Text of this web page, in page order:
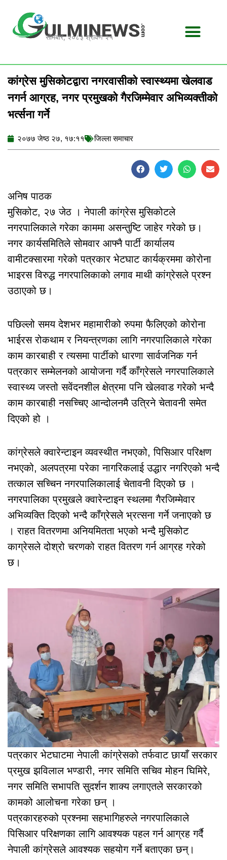
content
सोमबार, २०८३ श्रावण २५
कांग्रेस मुसिकोटद्वारा नगरवासीको स्वास्थ्यमा खेलवाड
नगर्न आग्रह, नगर प्रमुखको गैरजिम्मेवार अभिव्यक्तीको
भर्त्सना गर्ने
२०७७ जेष्ठ २७, १७:११ जिल्ला समाचार
अनिष पाठक
मुसिकोट, २७ जेठ । नेपाली कांग्रेस मुसिकोटले
नगरपालिकाले गरेका काममा असन्तुष्टि जाहेर गरेको छ।
नगर कार्यसमितिले सोमवार आफ्नै पार्टी कार्यालय
वामीटक्सारमा गरेको पत्रकार भेटघाट कार्यक्रममा कोरोना
भाइरस विरुद्ध नगरपालिकाको लगाव माथी कांग्रेसले प्रश्न
उठाएको छ।
पछिल्लो समय देशभर महामारीको रुपमा फैलिएको कोरोना
भाईरस रोकथाम र नियन्त्रणका लागि नगरपालिकाले गरेका
काम कारबाही र त्यसमा पार्टीको धारणा सार्वजनिक गर्न
पत्रकार सम्मेलनको आयोजना गर्दै काँग्रेसले नगरपालिकाले
स्वास्थ्य जस्तो सवेंदनशील क्षेत्रमा पनि खेलवाड गरेको भन्दै
काम कारबाही नसच्चिए आन्दोलनमै उत्रिने चेतावनी समेत
दिएको हो ।
कांग्रेसले क्वारेन्टाइन व्यवस्थीत नभएको, पिसिआर परिक्षण
नभएको, अलपत्रमा परेका नागरिकलाई उद्धार नगरिएको भन्दै
तत्काल सच्चिन नगरपालिकालाई चेतावनी दिएको छ ।
नगरपालिका प्रमुखले क्वारेन्टाइन स्थलमा गैरजिम्मेवार
अभिव्यक्ति दिएको भन्दै काँग्रेसले भ्रत्सना गर्ने जनाएको छ
। राहत वितरणमा अनियमितता भएको भन्दै मुसिकोट
काग्रेसले दोश्रो चरणको राहत वितरण गर्न आग्रह गरेको
छ।
पत्रकार भेटघाटमा नेपाली कांग्रेसको तर्फवाट छायाँ सरकार
प्रमुख झविलाल भण्डारी, नगर समिति सचिव मोहन घिमिरे,
नगर समिति सभापति सुदर्शन शाक्य लगाएतले सरकारको
कामको आलोचना गरेका छन् ।
पत्रकारहरुको प्रश्नमा सहभागिहरुले नगरपालिकाले
पिसिआर परिक्षणका लागि आवश्यक पहल गर्न आग्रह गर्दै
नेपाली कांग्रेसले आवश्यक सहयोग गर्ने बताएका छन्।